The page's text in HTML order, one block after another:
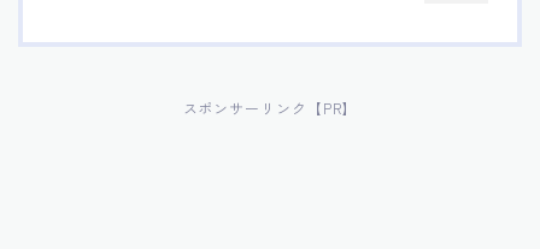
スポンサーリンク【PR】